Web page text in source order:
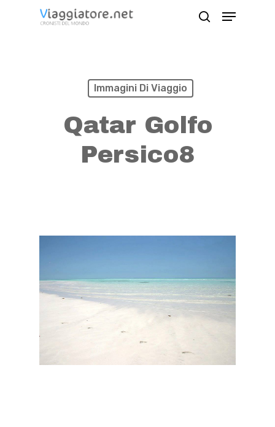
Menu
Immagini Di Viaggio
Qatar Golfo
Persico8